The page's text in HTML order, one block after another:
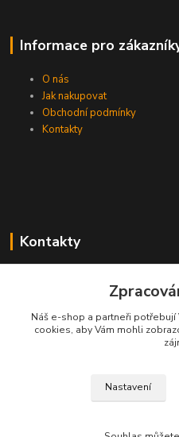
Informace pro
O nás
Jak nakupovat
Obchodní podmínky
Kontakty
Kontakty
+420 733 530
(Po-Pá, 8-15 hod.)
© 2023
Náš e-shop a partneři potřebují
cookies, aby Vám mohli
Nastavení